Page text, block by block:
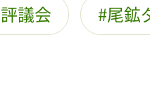
議会 尾鉱